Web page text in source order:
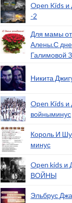
Open Kids и
-2
Для мамы
Алены.С
Галимовой
Никита
Open Kids
войныминус
Король И
минус
Open kids и
ВОЙНЫ
Эльбрус